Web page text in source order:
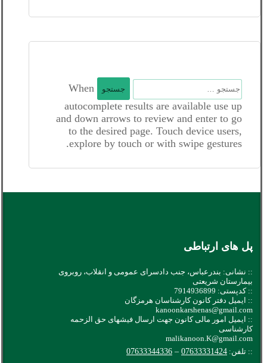
جستجو
برای:
When
autocomplete results are available use up
and down arrows to review and enter to go
to the desired page. Touch device users,
explore by touch or with swipe gestures.
پل های ارتباطی
:: نشانی: بندرعباس، جنب دادسرای عمومی و انقلاب، روبروی
بیمارستان شریعتی
:: کدپستی: 7914936899
:: ایمیل دفتر کانون کارشناسان هرمزگان
kanoonkarshenas@gmail.com
:: ایمیل امور مالی کانون جهت ارسال فیشهای حق الزحمه
کارشناسی
malikanoon.K@gmail.com
:: تلفن: 07633331424
–
07633344336